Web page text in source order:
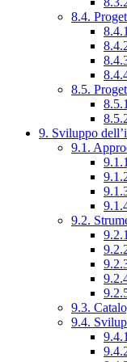
8.4.
8.5.
9. Sviluppo
9.1.
9.2.
9.3.
9.4.